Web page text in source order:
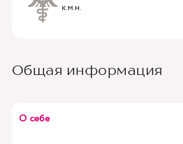
к.м.н.
Общая информация
О себе